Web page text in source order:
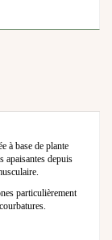
à base de plante
apaisantes depuis
particulièrement